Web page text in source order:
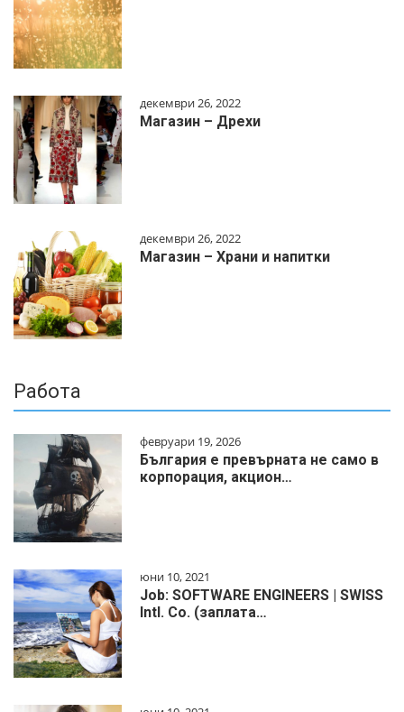
декември 26, 2022
Магазин – Дрехи
декември 26, 2022
Магазин – Храни и напитки
Работа
февруари 19, 2026
България е превърната не само в
корпорация, акцион…
юни 10, 2021
Job: SOFTWARE ENGINEERS | SWISS
Intl. Co. (заплата…